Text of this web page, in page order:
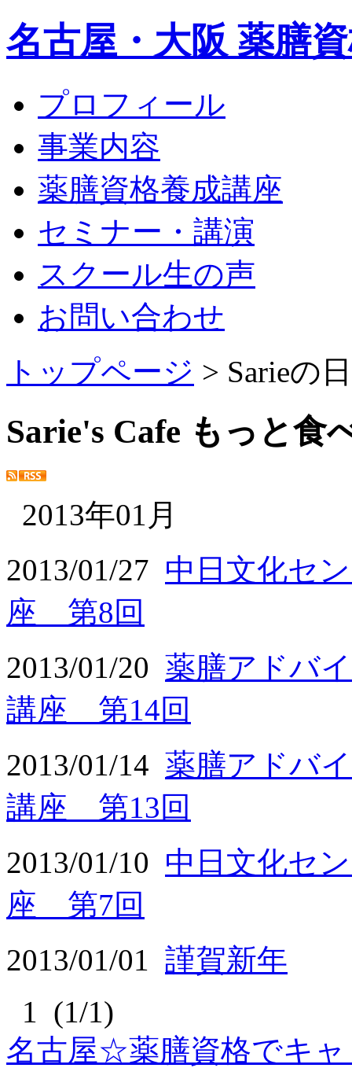
名古屋・大阪 薬膳
プロフィール
事業内容
薬膳資格養成講座
セミナー・講演
スクール生の声
お問い合わせ
トップページ > Sarieの
Sarie's Cafe もっと食
2013年01月
2013/01/27 中日文化セ
座 第8回
2013/01/20 薬膳アドバ
講座 第14回
2013/01/14 薬膳アドバ
講座 第13回
2013/01/10 中日文化セ
座 第7回
2013/01/01 謹賀新年
1 (1/1)
名古屋☆薬膳資格でキ